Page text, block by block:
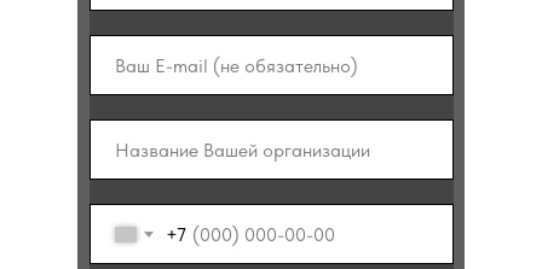
ГЛАВНАЯ
ДОКУМЕНТЫ
ТАБЛИЦА АНАЛОГОВ
+7